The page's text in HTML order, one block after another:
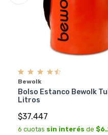
Bewolk
Bolso Estanco Bewolk
Litros
$37.447
6 cuotas sin interés de